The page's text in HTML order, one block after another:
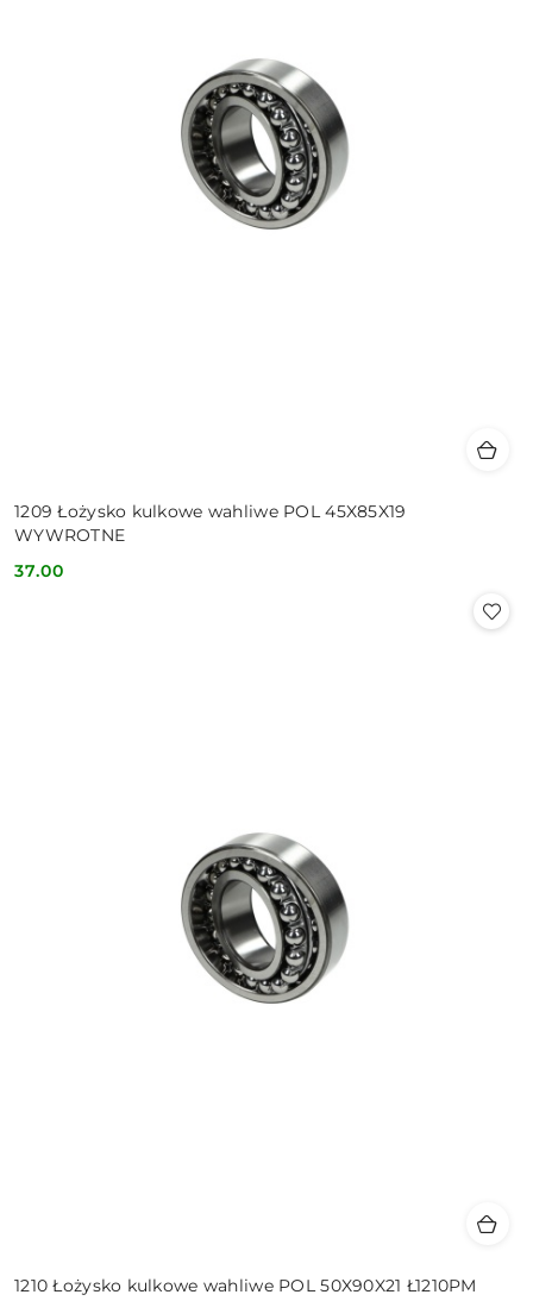
1209 Łożysko kulkowe wahliwe POL 45X85X19
WYWROTNE
Cena:
37.00
1210 Łożysko kulkowe wahliwe POL 50X90X21 Ł1210PM